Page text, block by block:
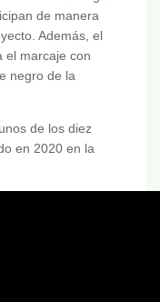
de manera
Además, el
el marcaje con
negro de la
de los diez
en 2020 en la